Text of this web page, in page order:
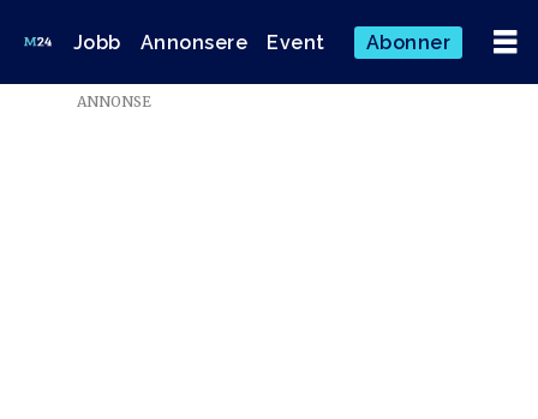
Jobb Annonsere Event Abonner
Emne:
ANNONSE